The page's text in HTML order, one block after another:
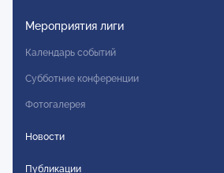
Мероприятия лиги
Календарь событий
Субботние конференции
Фотогалерея
Новости
Публикации